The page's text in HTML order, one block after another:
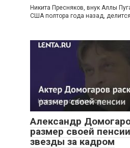
Никита Пресняков, внук Аллы
США полтора года назад,
Новости шоу-бизнеса
Александр
размер своей
звезды за кадром